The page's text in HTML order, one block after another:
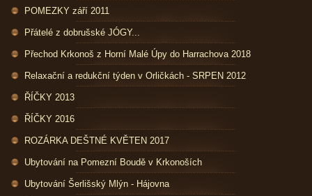
POMEZKY září 2011
Přátelé z dobrušské JÓGY...
Přechod Krkonoš z Horní Malé Úpy do Harrachova 2018
Relaxační a redukční týden v Orličkách - SRPEN 2012
ŘÍČKY 2013
ŘÍČKY 2016
ROZÁRKA DEŠTNÉ KVĚTEN 2017
Ubytování na Pomezní Boudě v Krkonoších
Ubytování Šerlišský Mlýn - Hájovna